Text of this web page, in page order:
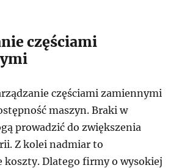
częściami
częściami zamiennymi
maszyn. Braki w
prowadzić do zwiększenia
Z kolei nadmiar to
koszty. Dlatego firmy o wysokiej